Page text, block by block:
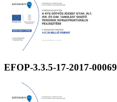
EFOP-3.3.5-17-2017-00069